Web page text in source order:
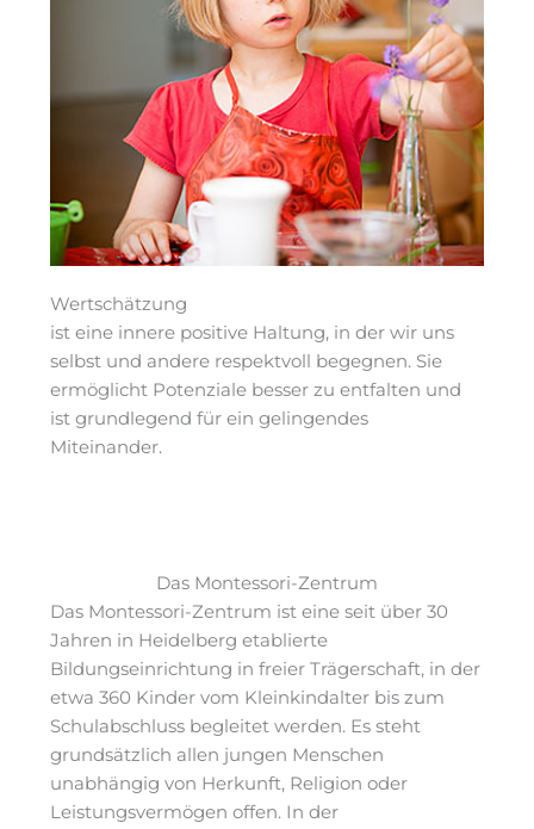
Wertschätzung
ist eine innere positive Haltung, in der wir uns
selbst und andere respektvoll begegnen. Sie
ermöglicht Potenziale besser zu entfalten und
ist grundlegend für ein gelingendes
Miteinander.
Das Montessori-Zentrum
Das Montessori-Zentrum ist eine seit über 30
Jahren in Heidelberg etablierte
Bildungseinrichtung in freier Trägerschaft, in der
etwa 360 Kinder vom Kleinkindalter bis zum
Schulabschluss begleitet werden. Es steht
grundsätzlich allen jungen Menschen
unabhängig von Herkunft, Religion oder
Leistungsvermögen offen. In der